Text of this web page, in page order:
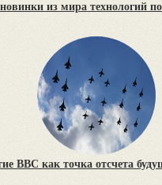
из мира технологий
ВВС как точка отсчета